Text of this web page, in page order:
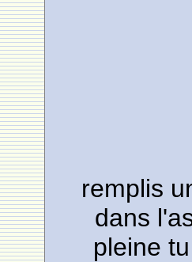
remplis
dans
pleine